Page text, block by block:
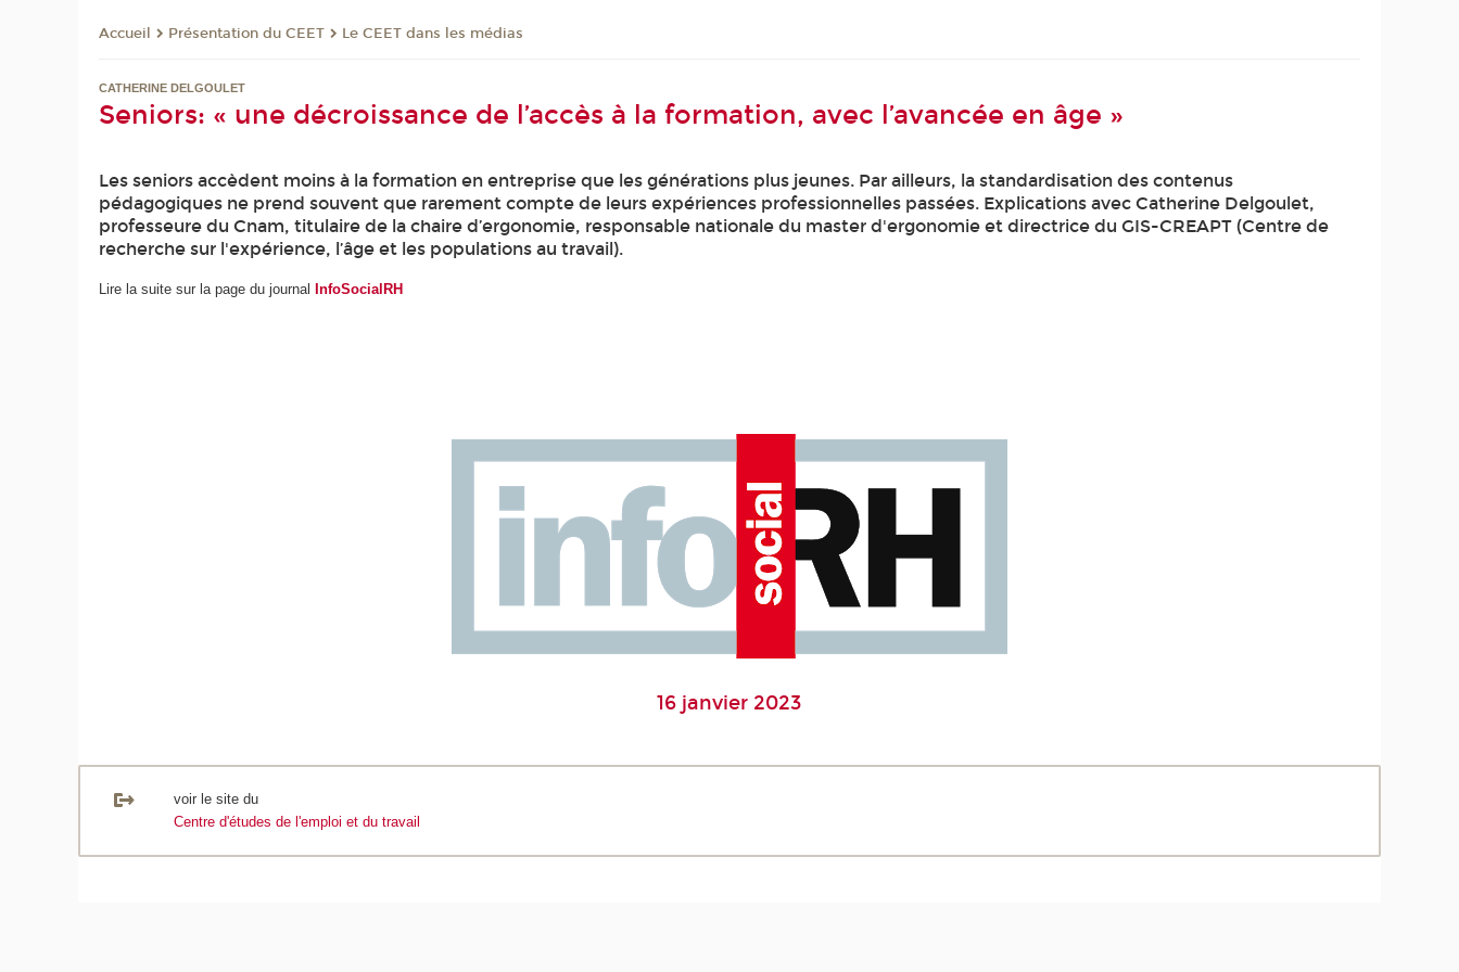
Accueil Présentation du CEET Le CEET dans les médias
CATHERINE DELGOULET
Seniors: « une décroissance de l’accès à la formation, avec l’avancée en âge »
Les seniors accèdent moins à la formation en entreprise que les générations plus jeunes. Par ailleurs, la standardisation des contenus
pédagogiques ne prend souvent que rarement compte de leurs expériences professionnelles passées. Explications avec Catherine Delgoulet,
professeure du Cnam, titulaire de la chaire d’ergonomie, responsable nationale du master d'ergonomie et directrice du GIS-CREAPT (Centre de
recherche sur l'expérience, l’âge et les populations au travail).
Lire la suite sur la page du journalInfoSocialRH
16 janvier 2023
voir le site du
Centre d'études de l'emploi et du travail